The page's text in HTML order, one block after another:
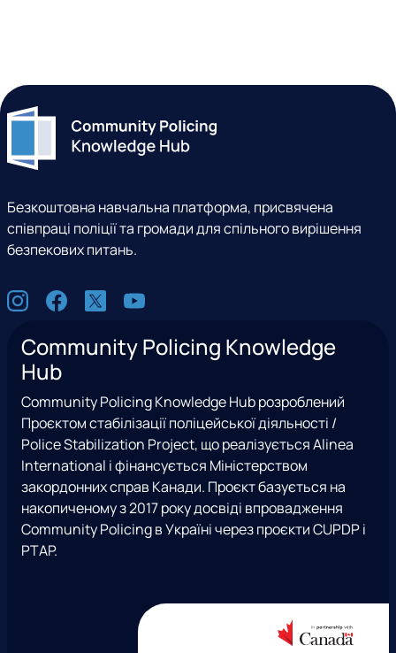
Безкоштовна навчальна платформа, присвячена
співпраці поліції та громади для спільного вирішення
безпекових питань.
С
оI
s
a
g
a
m
F
c
e
b
o
o
k
X
e
T
w
i
t
t
e
r
Y
u
u
b
e
Community Policing Knowledge
Hub
Community Policing Knowledge Hub розроблений
Проєктом стабілізації поліцейської діяльності /
Police Stabilization Project, що реалізується Alinea
International і фінансується Міністерством
закордонних справ Канади. Проєкт базується на
накопиченому з 2017 року досвіді впровадження
Community Policing в Україні через проєкти CUPDP і
PTAP.